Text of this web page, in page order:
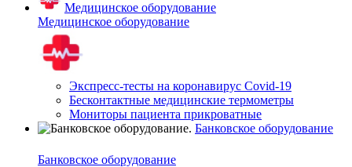
Медицинское оборудование
Медицинское оборудование
Экспресс-тесты на коронавирус Covid-19
Бесконтактные медицинские термометры
Мониторы пациента прикроватные
Банковское оборудование
Банковское оборудование